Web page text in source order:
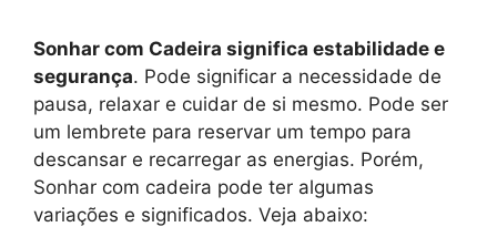
Sonhar com Cadeira significa estabilidade e
segurança. Pode significar a necessidade de
pausa, relaxar e cuidar de si mesmo. Pode ser
um lembrete para reservar um tempo para
descansar e recarregar as energias. Porém,
Sonhar com cadeira pode ter algumas
variações e significados. Veja abaixo: